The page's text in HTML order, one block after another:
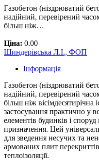
Газобетон (ніздрюватий
надійний, перевірений
більш ніж…
Ціна: 0.00
Шиндерівська Л.І., ФОП
Інформація
Газобетон (ніздрюватий
надійний, перевірений
більш ніж
застосування практично у
елементів будинків і
призначення. Цей
для зведення несучих та
армованих плит перекриттів
теплоізоляції.